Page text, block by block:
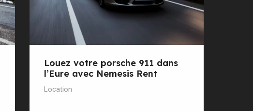
Louez votre porsche 911 dans
l’Eure avec Nemesis Rent
Location